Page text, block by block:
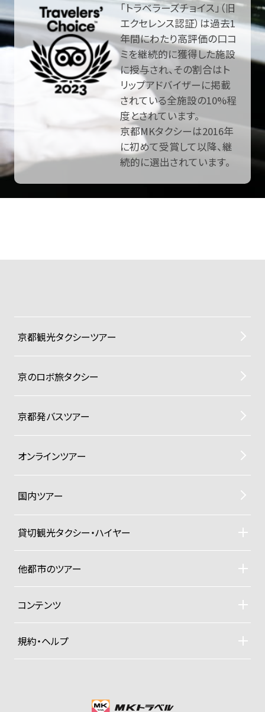
「トラベラーズチョイス」（旧
エクセレンス認証）は過去1
年間にわたり高評価の口コ
ミを継続的に獲得した施設
に授与され、その割合はト
リップアドバイザーに掲載
されている全施設の10%程
度とされています。
京都MKタクシーは2016年
に初めて受賞して以降、継
続的に選出されています。
京都観光タクシーツアー
京のロボ旅タクシー
京都発バスツアー
オンラインツアー
国内ツアー
貸切観光タクシー・ハイヤー
貸切観光タクシー・ハイヤーTOP
車両ラインナップと料金
他都市のツアー
札幌観光タクシーツアー
東京観光タクシーツアー
コンテンツ
ドライバー紹介
四季折々の京都紀行
規約・ヘルプ
募集型企画旅行約款